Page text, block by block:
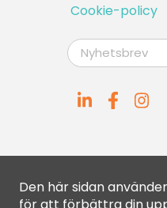
Cookie-policy
Den här sidan använder